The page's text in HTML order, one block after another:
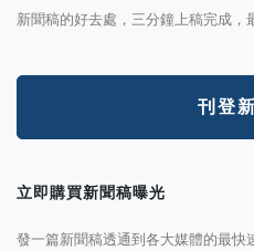
新聞稿的好去處，三分鐘上稿完成，
刊登
立即購買新聞稿曝光
發一篇新聞稿透通到各大媒體的最快